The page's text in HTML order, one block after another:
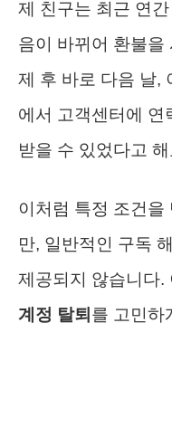
제 친구는 최근 연
음이 바뀌어 환불을
제 후 바로 다음 날,
에서 고객센터에 연
받을 수 있었다고
이처럼 특정 조건을
만, 일반적인 구독
제공되지 않습니다.
계정 탈퇴 를 고민하